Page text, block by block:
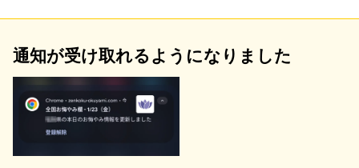
通知が受け取れるようになりました